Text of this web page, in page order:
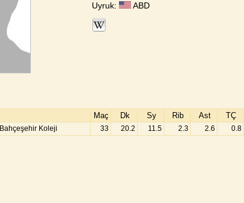
Uyruk:
ABD
Maç Dk Sy Rib Ast TÇ
Bahçeşehir Koleji 33 20.2 11.5 2.3 2.6 0.8